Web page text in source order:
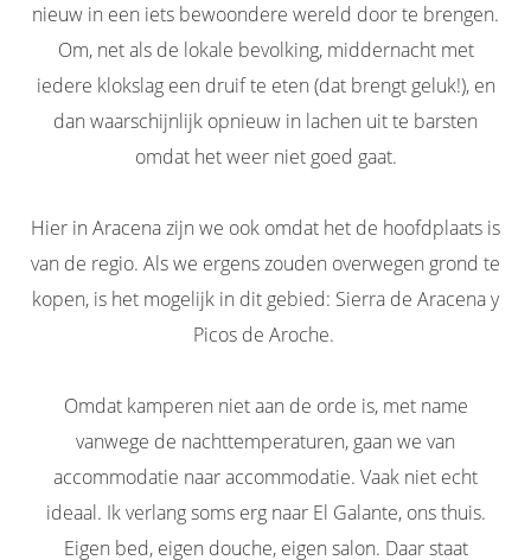
nieuw in een iets bewoondere wereld door te brengen.
Om, net als de lokale bevolking, middernacht met
iedere klokslag een druif te eten (dat brengt geluk!), en
dan waarschijnlijk opnieuw in lachen uit te barsten
omdat het weer niet goed gaat.
Hier in Aracena zijn we ook omdat het de hoofdplaats is
van de regio. Als we ergens zouden overwegen grond te
kopen, is het mogelijk in dit gebied: Sierra de Aracena y
Picos de Aroche.
Omdat kamperen niet aan de orde is, met name
vanwege de nachttemperaturen, gaan we van
accommodatie naar accommodatie. Vaak niet echt
ideaal. Ik verlang soms erg naar El Galante, ons thuis.
Eigen bed, eigen douche, eigen salon. Daar staat